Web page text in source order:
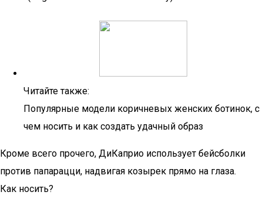
Читайте также:
Популярные модели коричневых женских ботинок, с
чем носить и как создать удачный образ
Кроме всего прочего, ДиКаприо использует бейсболки
против папарацци, надвигая козырек прямо на глаза.
Как носить?